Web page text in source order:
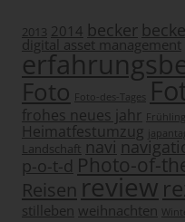
2013 2014 becker
digital asset management
Foto Foto-des-Tages
frohes neues jahr Frühling
Heimatfestumzug
Landschaft navi
p-o-t-d Photo-of-
Reisen review
stilleben weihnachten